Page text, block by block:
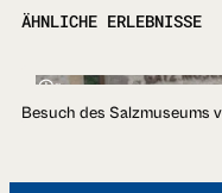
ÄHNLICHE ERLEBNISSE
1h
Besuch des Salzmuseums